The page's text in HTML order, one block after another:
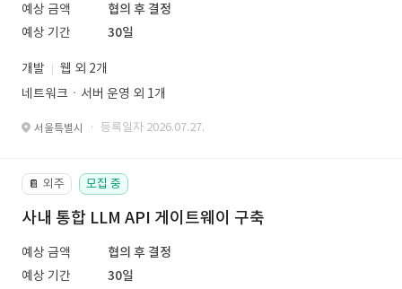
예상 금액
협의 후 결정
예상 기간
30일
개발
웹 외 2개
네트워크ㆍ서버 운영 외 1개
서울특별시 · 등록일자 2026.07.27.
📔 외주 모집 중
사내 통합 LLM API 게이트웨이 구축
예상 금액
협의 후 결정
예상 기간
30일